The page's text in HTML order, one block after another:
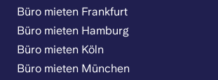
Büro mieten Frankfurt
Büro mieten Hamburg
Büro mieten Köln
Büro mieten München